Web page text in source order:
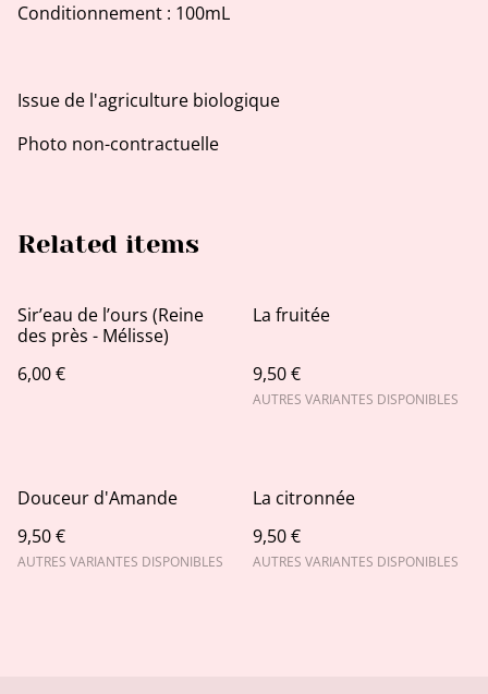
Conditionnement : 100mL
Issue de l'agriculture biologique
Photo non-contractuelle
Related items
Sir’eau de l’ours (Reine
des près - Mélisse)
6,00 €
La fruitée
9,50 €
AUTRES VARIANTES DISPONIBLES
Douceur d'Amande
9,50 €
AUTRES VARIANTES DISPONIBLES
La citronnée
9,50 €
AUTRES VARIANTES DISPONIBLES